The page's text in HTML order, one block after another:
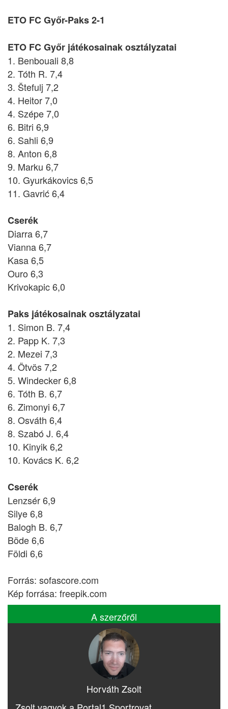
ETO FC Győr-Paks 2-1
ETO FC Győr játékosainak osztályzatai
1. Benbouali 8,8
2. Tóth R. 7,4
3. Štefulj 7,2
4. Heitor 7,0
4. Szépe 7,0
6. Bitri 6,9
6. Sahli 6,9
8. Anton 6,8
9. Marku 6,7
10. Gyurkákovics 6,5
11. Gavrić 6,4
Cserék
Diarra 6,7
Vianna 6,7
Kasa 6,5
Ouro 6,3
Krivokapic 6,0
Paks játékosainak osztályzatai
1. Simon B. 7,4
2. Papp K. 7,3
2. Mezei 7,3
4. Ötvös 7,2
5. Windecker 6,8
6. Tóth B. 6,7
6. Zimonyi 6,7
8. Osváth 6,4
8. Szabó J. 6,4
10. Kinyik 6,2
10. Kovács K. 6,2
Cserék
Lenzsér 6,9
Silye 6,8
Balogh B. 6,7
Böde 6,6
Földi 6,6
Forrás: sofascore.com
Kép forrása: freepik.com
A szerzőről
Horváth Zsolt